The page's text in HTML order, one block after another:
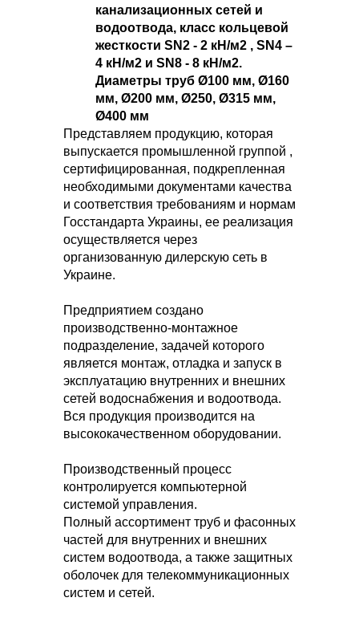
канализационных сетей и
водоотвода, класс кольцевой
жесткости SN2 - 2 кН/м2 , SN4 –
4 кН/м2 и SN8 - 8 кН/м2.
Диаметры труб Ø100 мм, Ø160
мм, Ø200 мм, Ø250, Ø315 мм,
Ø400 мм
Представляем продукцию, которая
выпускается промышленной группой ,
сертифицированная, подкрепленная
необходимыми документами качества
и соответствия требованиям и нормам
Госстандарта Украины, ее реализация
осуществляется через
организованную дилерскую сеть в
Украине.
Предприятием создано
производственно-монтажное
подразделение, задачей которого
является монтаж, отладка и запуск в
эксплуатацию внутренних и внешних
сетей водоснабжения и водоотвода.
Вся продукция производится на
высококачественном оборудовании.
Производственный процесс
контролируется компьютерной
системой управления.
Полный ассортимент труб и фасонных
частей для внутренних и внешних
систем водоотвода, а также защитных
оболочек для телекоммуникационных
систем и сетей.